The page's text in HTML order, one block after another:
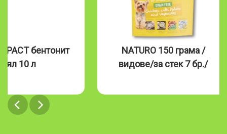
бентонит
бял 10 л
NATURO 150 грама /
видове/за стек 7 бр./